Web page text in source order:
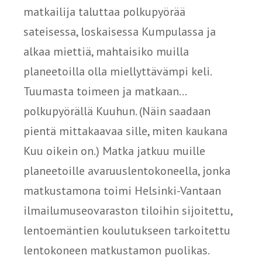
matkailija taluttaa polkupyörää
sateisessa, loskaisessa Kumpulassa ja
alkaa miettiä, mahtaisiko muilla
planeetoilla olla miellyttävämpi keli.
Tuumasta toimeen ja matkaan...
polkupyörällä Kuuhun. (Näin saadaan
pientä mittakaavaa sille, miten kaukana
Kuu oikein on.) Matka jatkuu muille
planeetoille avaruuslentokoneella, jonka
matkustamona toimi Helsinki-Vantaan
ilmailumuseovaraston tiloihin sijoitettu,
lentoemäntien koulutukseen tarkoitettu
lentokoneen matkustamon puolikas.